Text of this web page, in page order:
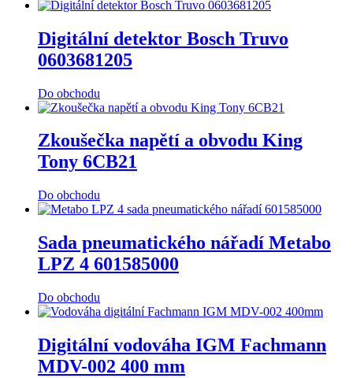
Digitální detektor Bosch Truvo
0603681205
Do obchodu
Zkoušečka napětí a obvodu King
Tony 6CB21
Do obchodu
Sada pneumatického nářadí Metabo
LPZ 4 601585000
Do obchodu
Digitální vodováha IGM Fachmann
MDV-002 400 mm